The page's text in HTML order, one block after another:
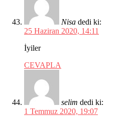
Nisa dedi ki:
25 Haziran 2020, 14:11
İyiler
CEVAPLA
selim dedi ki:
1 Temmuz 2020, 19:07